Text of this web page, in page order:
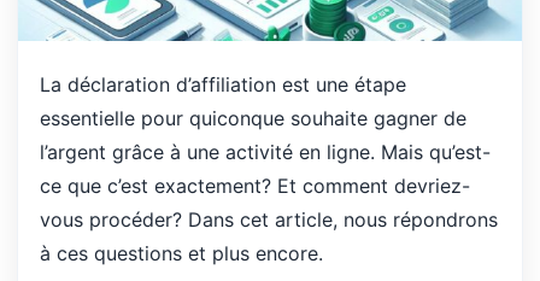
La déclaration d’affiliation est une étape
essentielle pour quiconque souhaite gagner de
l’argent grâce à une activité en ligne. Mais qu’est-
ce que c’est exactement? Et comment devriez-
vous procéder? Dans cet article, nous répondrons
à ces questions et plus encore.